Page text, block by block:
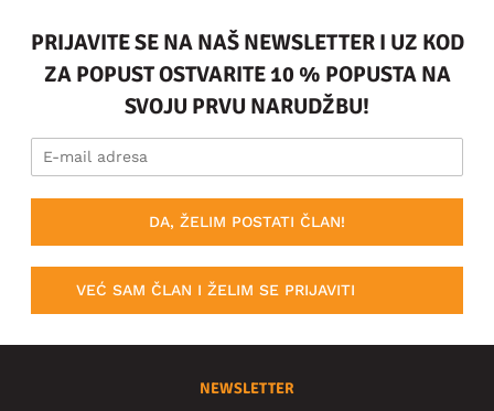
PRIJAVITE SE NA NAŠ NEWSLETTER I UZ KOD
ZA POPUST OSTVARITE 10 % POPUSTA NA
SVOJU PRVU NARUDŽBU!
DA, ŽELIM POSTATI ČLAN!
VEĆ SAM ČLAN I ŽELIM SE PRIJAVITI
NEWSLETTER